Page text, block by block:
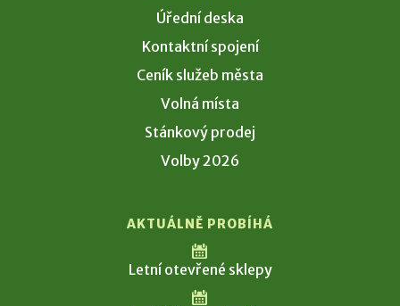
Úřední deska
Kontaktní spojení
Ceník služeb města
Volná místa
Stánkový prodej
Volby 2026
AKTUÁLNĚ PROBÍHÁ
Letní otevřené sklepy